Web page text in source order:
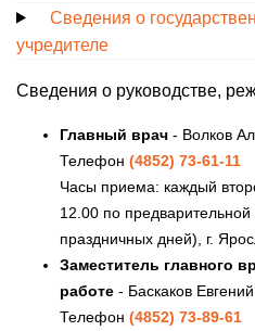
Сведения о
учредителе
Сведения о руководстве,
Главный врач - Волков
Телефон (4852) 73-61-11
Часы приема: каждый
12.00 по
праздничных дней), г.
Заместитель главного
работе - Баскаков
Телефон (4852) 73-89-61